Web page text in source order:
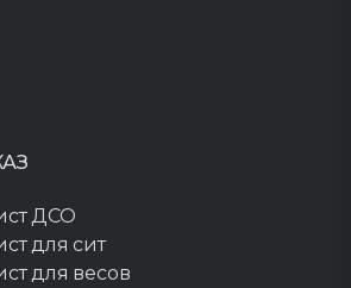
ДСО
для сит
для весов